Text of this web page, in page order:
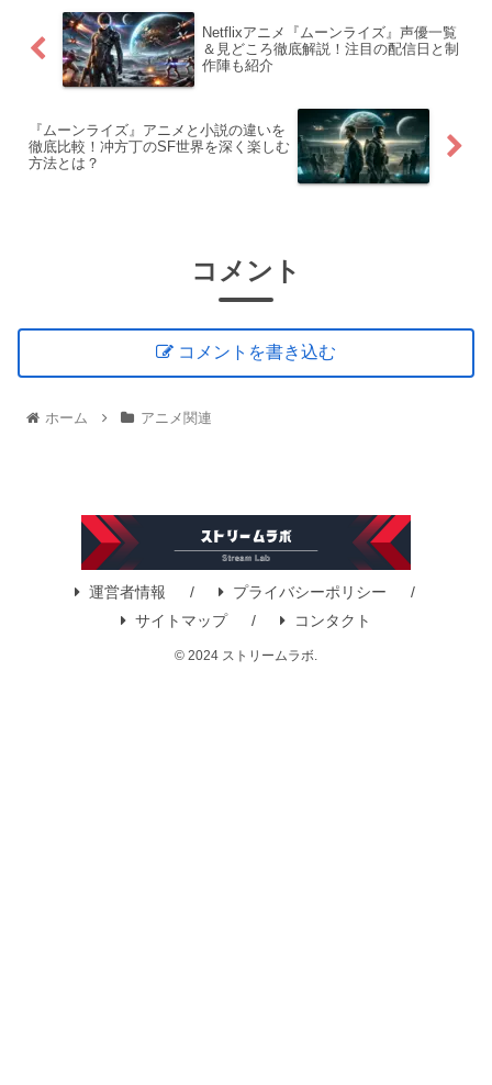
Netflixアニメ『ムーンライズ』声優一覧
＆見どころ徹底解説！注目の配信日と制
作陣も紹介
『ムーンライズ』アニメと小説の違いを
徹底比較！冲方丁のSF世界を深く楽しむ
方法とは？
コメント
コメントを書き込む
ホーム アニメ関連
運営者情報
プライバシーポリシー
サイトマップ
コンタクト
© 2024 ストリームラボ.